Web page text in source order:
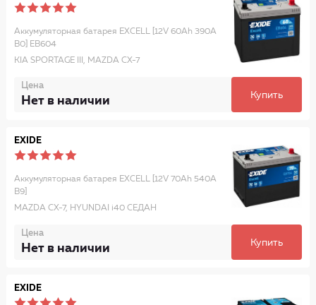
Аккумуляторная батарея EXCELL [12V 60Ah 390A
B0] EB604
KIA SPORTAGE III, MAZDA CX-7
Цена
Нет в наличии Купить
EXIDE
Аккумуляторная батарея EXCELL [12V 70Ah 540A
B9]
MAZDA CX-7, HYUNDAI i40 СЕДАН
Цена
Нет в наличии Купить
EXIDE